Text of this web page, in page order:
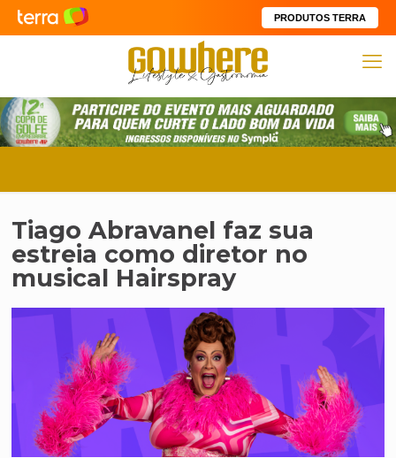
PRODUTOS TERRA
Tiago Abravanel faz sua
estreia como diretor no
musical Hairspray